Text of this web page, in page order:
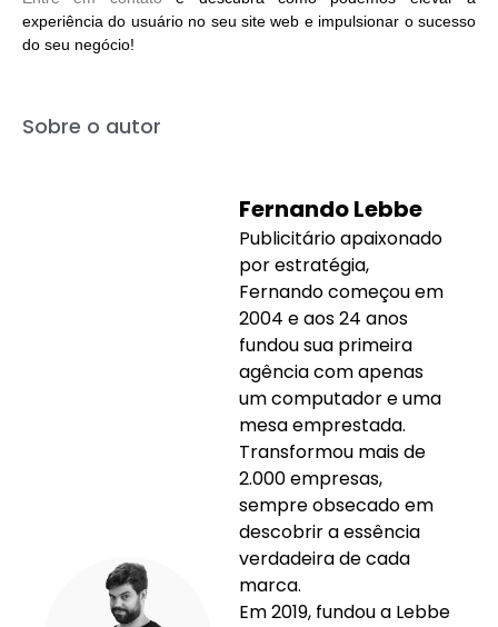
experiência do usuário no seu site web e impulsionar o sucesso
do seu negócio!
Sobre o autor
Fernando Lebbe
Publicitário apaixonado
por estratégia,
Fernando começou em
2004 e aos 24 anos
fundou sua primeira
agência com apenas
um computador e uma
mesa emprestada.
Transformou mais de
2.000 empresas,
sempre obsecado em
descobrir a essência
verdadeira de cada
marca.
Em 2019, fundou a Lebbe